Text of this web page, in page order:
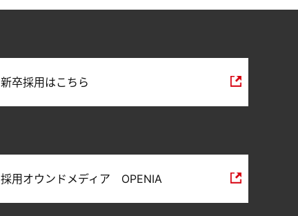
新卒採用はこちら
採用オウンドメディア OPENIA